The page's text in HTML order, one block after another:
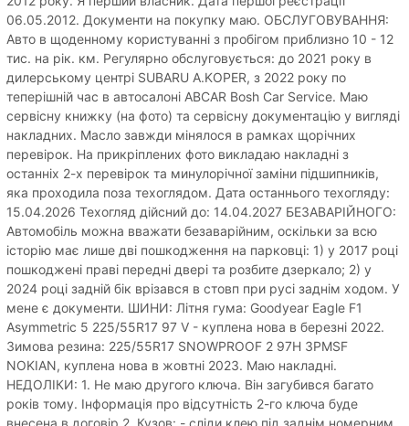
06.05.2012. Документи на покупку маю. ОБСЛУГОВУВАННЯ:
Авто в щоденному користуванні з пробігом приблизно 10 - 12
тис. на рік. км. Регулярно обслуговується: до 2021 року в
дилерському центрі SUBARU A.KOPER, з 2022 року по
теперішній час в автосалоні ABCAR Bosh Car Service. Маю
сервісну книжку (на фото) та сервісну документацію у вигляді
накладних. Масло завжди мінялося в рамках щорічних
перевірок. На прикріплених фото викладаю накладні з
останніх 2-х перевірок та минулорічної заміни підшипників,
яка проходила поза техоглядом. Дата останнього техогляду:
15.04.2026 Техогляд дійсний до: 14.04.2027 БЕЗАВАРІЙНОГО:
Автомобіль можна вважати безаварійним, оскільки за всю
історію має лише дві пошкодження на парковці: 1) у 2017 році
пошкоджені праві передні двері та розбите дзеркало; 2) у
2024 році задній бік врізався в стовп при русі заднім ходом. У
мене є документи. ШИНИ: Літня гума: Goodyear Eagle F1
Asymmetric 5 225/55R17 97 V - куплена нова в березні 2022.
Зимова резина: 225/55R17 SNOWPROOF 2 97H 3PMSF
NOKIAN, куплена нова в жовтні 2023. Маю накладні.
НЕДОЛІКИ: 1. Не маю другого ключа. Він загубився багато
років тому. Інформація про відсутність 2-го ключа буде
внесена в договір.2. Кузов: - сліди клею під заднім номерним